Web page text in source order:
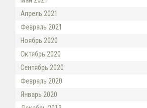
Апрель 2021
Февраль 2021
Ноябрь 2020
Октябрь 2020
Сентябрь 2020
Февраль 2020
Январь 2020